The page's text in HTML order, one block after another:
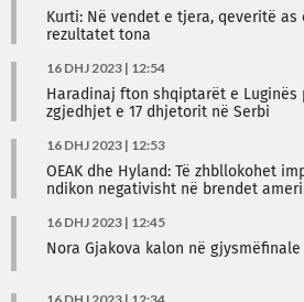
Kurti: Në vendet e tjera, qeveritë as
rezultatet tona
16 DHJ 2023 | 12:54
Haradinaj fton shqiptarët e Luginës
zgjedhjet e 17 dhjetorit në Serbi
16 DHJ 2023 | 12:53
OEAK dhe Hyland: Të zhbllokohet
ndikon negativisht në brendet
16 DHJ 2023 | 12:45
Nora Gjakova kalon në gjysmëfinale